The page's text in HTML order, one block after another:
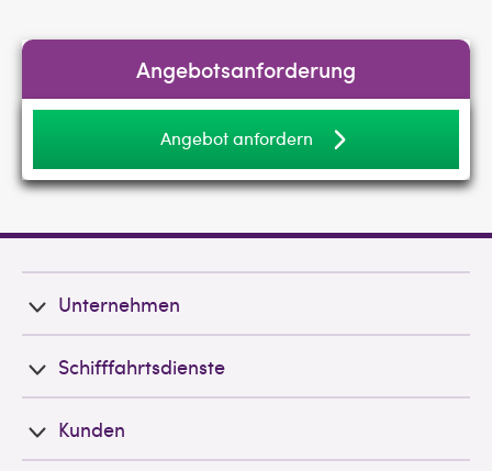
Angebotsanforderung
Angebot anfordern
Unternehmen
Schifffahrtsdienste
Kunden